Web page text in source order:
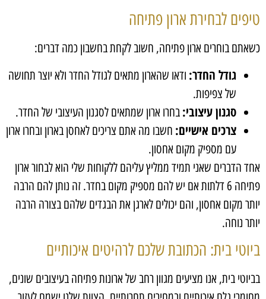
טיפים לבחירת ארון פתיחה
כשאתם בוחרים ארון פתיחה, חשוב לקחת בחשבון כמה דברים:
גודל החדר: ודאו שהארון מתאים לגודל החדר ולא יוצר תחושה
של צפיפות.
סגנון עיצובי: בחרו ארון שמתאים לסגנון העיצובי של החדר.
צרכים אישיים: חשבו מה אתם צריכים לאחסן בארון ובחרו ארון
עם מספיק מקום אחסון.
אחד הדברים שאני תמיד ממליץ עליהם ללקוחות שלי הוא לבחור ארון
פתיחה 6 דלתות אם יש להם מספיק מקום בחדר. זה נותן להם הרבה
יותר מקום אחסון, והם יכולים לארגן את הבגדים שלהם בצורה הרבה
יותר נוחה.
ביוטי בית: הכתובת שלכם לרהיטים איכותיים
בביוטי בית, אנו מציעים מגוון רחב של ארונות פתיחה בעיצובים שונים,